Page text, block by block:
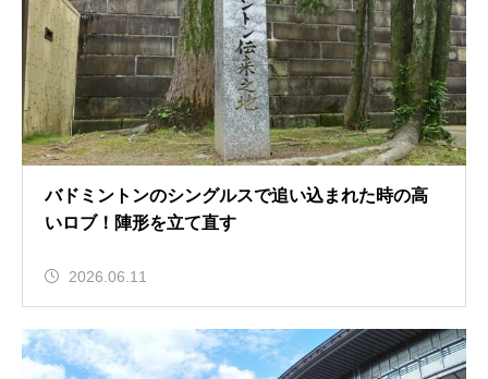
バドミントンのシングルスで追い込まれた時の高
いロブ！陣形を立て直す
2026.06.11